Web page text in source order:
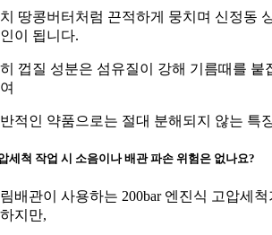
땅콩버터처럼 끈적하게 뭉치며 신정동
이 됩니다.
껍질 성분은 섬유질이 강해 기름때를 붙
적인 약품으로는 절대 분해되지 않는 특
세척 작업 시 소음이나 배관 파손 위험은 없나요?
배관이 사용하는 200bar 엔진식 고압세
지만,